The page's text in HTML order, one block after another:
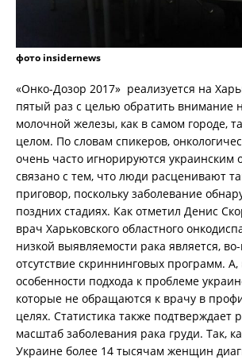
фото insidernews
«Онко-Дозор 2017» реализуется на
пятый раз с целью обратить внимание
молочной железы, как в самом городе,
целом. По словам спикеров,
очень часто игнорируются украинским
связано с тем, что люди расценивают
приговор, поскольку заболевание
поздних стадиях. Как отметил Денис
врач Харьковского областного
низкой выявляемости рака является,
отсутствие скриннинговых программ. А,
особенности подхода к проблеме
которые не обращаются к врачу в
целях. Статистика также подтверждает
масштаб заболевания рака груди. Так,
Украине более 14 тысячам женщин